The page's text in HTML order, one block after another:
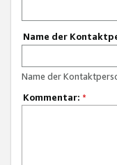
Name der
Name der
Kommentar: *